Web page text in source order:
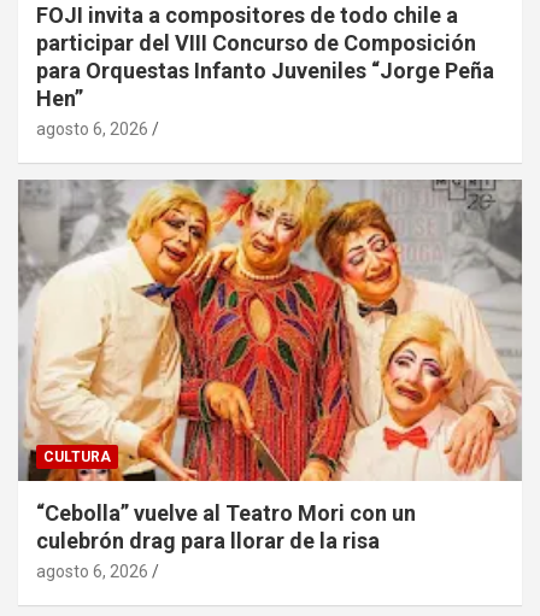
FOJI invita a compositores de todo chile a
participar del VIII Concurso de Composición
para Orquestas Infanto Juveniles “Jorge Peña
Hen”
agosto 6, 2026
CULTURA
“Cebolla” vuelve al Teatro Mori con un
culebrón drag para llorar de la risa
agosto 6, 2026